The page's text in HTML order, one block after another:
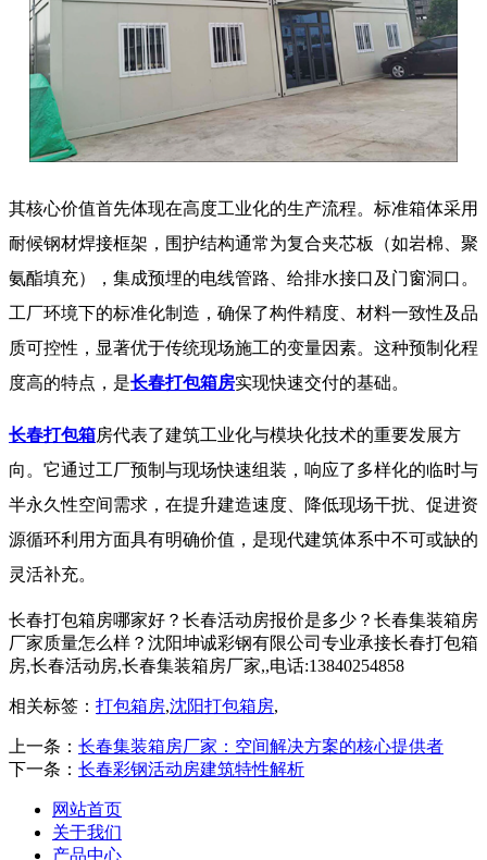
其核心价值首先体现在高度工业化的生产流程。标准箱体采用
耐候钢材焊接框架，围护结构通常为复合夹芯板（如岩棉、聚
氨酯填充），集成预埋的电线管路、给排水接口及门窗洞口。
工厂环境下的标准化制造，确保了构件精度、材料一致性及品
质可控性，显著优于传统现场施工的变量因素。这种预制化程
度高的特点，是长春打包箱房实现快速交付的基础。
长春打包箱房代表了建筑工业化与模块化技术的重要发展方
向。它通过工厂预制与现场快速组装，响应了多样化的临时与
半永久性空间需求，在提升建造速度、降低现场干扰、促进资
源循环利用方面具有明确价值，是现代建筑体系中不可或缺的
灵活补充。
长春打包箱房哪家好？长春活动房报价是多少？长春集装箱房
厂家质量怎么样？沈阳坤诚彩钢有限公司专业承接长春打包箱
房,长春活动房,长春集装箱房厂家,,电话:13840254858
相关标签： 打包箱房,沈阳打包箱房,
上一条： 长春集装箱房厂家：空间解决方案的核心提供者
下一条： 长春彩钢活动房建筑特性解析
网站首页
关于我们
产品中心